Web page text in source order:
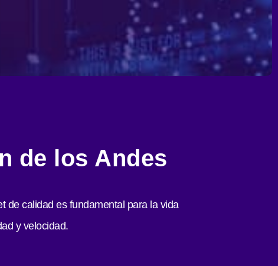
de los Andes
de calidad es fundamental para la vida
y velocidad.